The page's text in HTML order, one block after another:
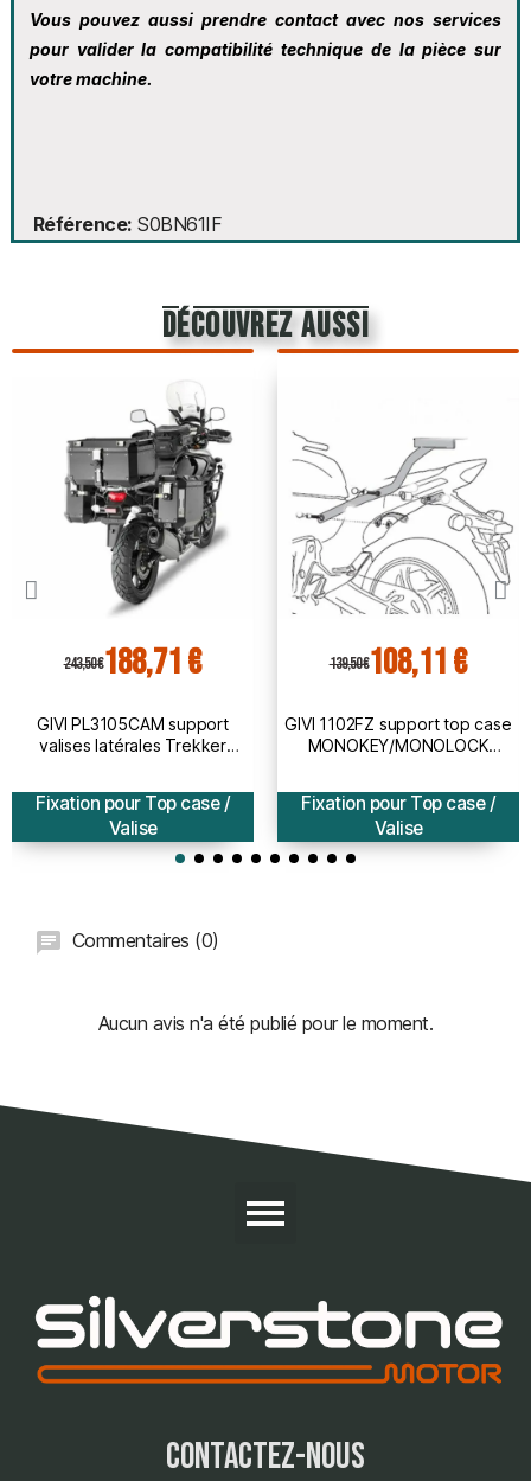
Vous pouvez aussi prendre contact avec nos services
pour valider la compatibilité technique de la pièce sur
votre machine.
Référence S0BN61IF
découvrez aussi
243,50 €188,71 €
GIVI PL3105CAM support
valises latérales Trekker
SUZUKI DL 1000 VSTROM /
2014 2019
Fixation pour Top case /
Valise
139,50 €108,11 €
GIVI 1102FZ support top case
MONOKEY/MONOLOCK
CRB 600 F / 2011 2013
Fixation pour Top case /
Valise
Commentaires (0)
Aucun avis n'a été publié pour le moment.
contactez-nous